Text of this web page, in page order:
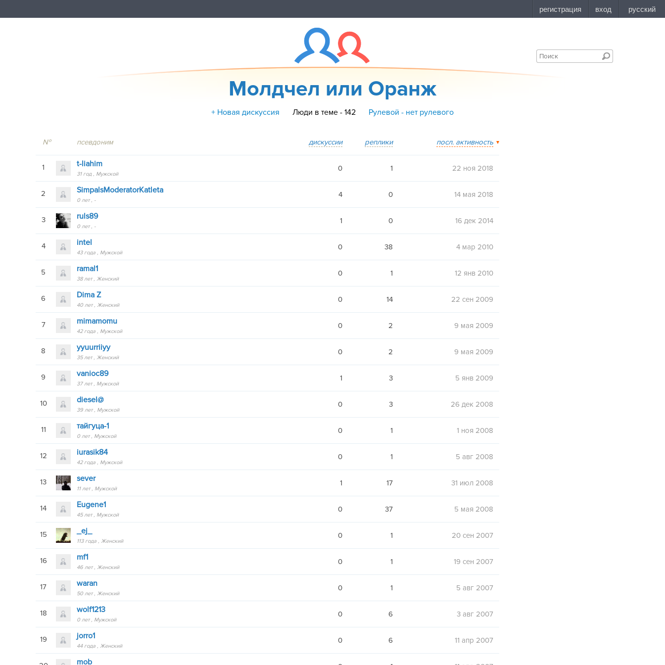
Молдчел или Оранж
+ Новая дискуссия Люди в теме - 142 Рулевой - нет рулевого
№ псевдоним дискуссии реплики посл. активность
1 t-liahim
31 год Мужской
0 1 22 ноя 2018
2 SimpalsModeratorKatleta
0 лет -
4 0 14 мая 2018
3 ruls89
0 лет -
1 0 16 дек 2014
4 intel
43 года Мужской
0 38 4 мар 2010
5 ramal1
38 лет Женский
0 1 12 янв 2010
6 Dima Z
40 лет Женский
0 14 22 сен 2009
7 mimamomu
42 года Мужской
0 2 9 мая 2009
8 yyuurriiyy
35 лет Женский
0 2 9 мая 2009
9 vanioc89
37 лет Мужской
1 3 5 янв 2009
10 diesel@
39 лет Мужской
0 3 26 дек 2008
11 тайгуца-1
0 лет Мужской
0 1 1 ноя 2008
12 iurasik84
42 года Мужской
0 1 5 авг 2008
13 sever
11 лет Мужской
1 17 31 июл 2008
14 Eugene1
45 лет Мужской
0 37 5 мая 2008
15 _ej_
113 года Женский
0 1 20 сен 2007
16 mf1
46 лет Женский
0 1 19 сен 2007
17 waran
50 лет Женский
0 1 5 авг 2007
18 wolf1213
0 лет Мужской
0 6 3 авг 2007
19 jorro1
44 года Женский
0 6 11 апр 2007
mob